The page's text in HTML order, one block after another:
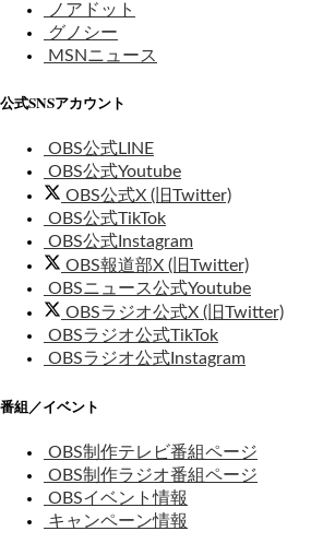
ノアドット
グノシー
MSNニュース
公式SNSアカウント
OBS公式LINE
OBS公式Youtube
OBS公式X (旧Twitter)
OBS公式TikTok
OBS公式Instagram
OBS報道部X (旧Twitter)
OBSニュース公式Youtube
OBSラジオ公式X (旧Twitter)
OBSラジオ公式TikTok
OBSラジオ公式Instagram
番組／イベント
OBS制作テレビ番組ページ
OBS制作ラジオ番組ページ
OBSイベント情報
キャンペーン情報